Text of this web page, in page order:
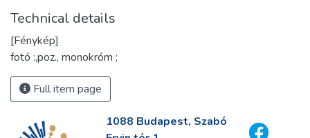
Technical details
[Fénykép]
fotó :,poz., monokróm ;
Full item page
1088 Budapest, Szabó